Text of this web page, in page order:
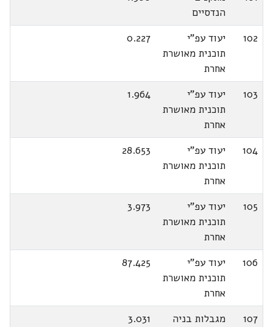
הנדסיים
102
יעוד עפ"י
תוכנית מאושרת
אחרת
0.227
103
יעוד עפ"י
תוכנית מאושרת
אחרת
1.964
104
יעוד עפ"י
תוכנית מאושרת
אחרת
28.653
105
יעוד עפ"י
תוכנית מאושרת
אחרת
3.973
106
יעוד עפ"י
תוכנית מאושרת
אחרת
87.425
107 מגבלות בניה 3.031